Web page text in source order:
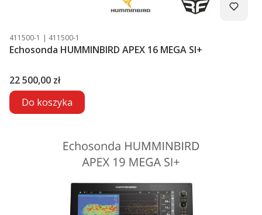
Kod produktu
411500-1 Kod producenta
411500-1
Echosonda HUMMINBIRD APEX 16 MEGA SI+
Cena
22 500,00 zł
Do koszyka